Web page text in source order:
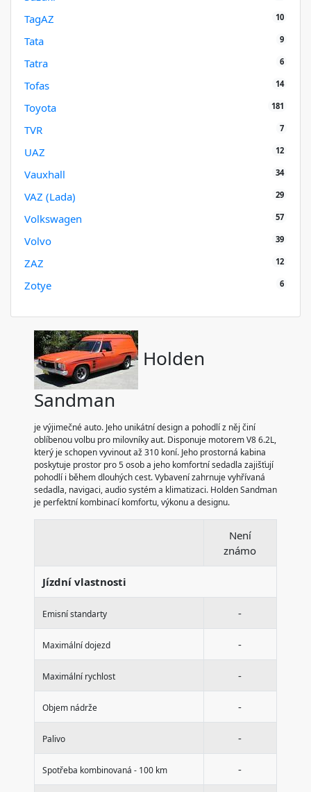
TagAZ 10
Tata 9
Tatra 6
Tofas 14
Toyota 181
TVR 7
UAZ 12
Vauxhall 34
VAZ (Lada) 29
Volkswagen 57
Volvo 39
ZAZ 12
Zotye 6
Holden
Sandman
je výjimečné auto. Jeho unikátní design a pohodlí z něj činí
oblíbenou volbu pro milovníky aut. Disponuje motorem V8 6.2L,
který je schopen vyvinout až 310 koní. Jeho prostorná kabina
poskytuje prostor pro 5 osob a jeho komfortní sedadla zajišťují
pohodlí i během dlouhých cest. Vybavení zahrnuje vyhřívaná
sedadla, navigaci, audio systém a klimatizaci. Holden Sandman
je perfektní kombinací komfortu, výkonu a designu.
Není
známo
Jízdní vlastnosti
Emisní standarty -
Maximální dojezd -
Maximální rychlost -
Objem nádrže -
Palivo -
Spotřeba kombinovaná - 100 km -